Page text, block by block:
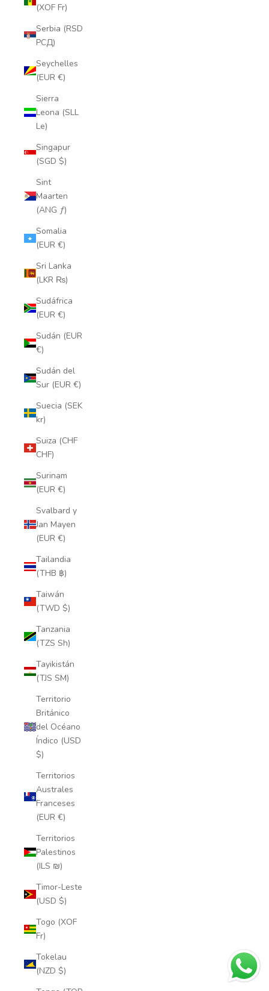
(XOF Fr)
Serbia (RSD
РСД)
Seychelles
(EUR €)
Sierra
Leona (SLL
Le)
Singapur
(SGD $)
Sint
Maarten
(ANG ƒ)
Somalia
(EUR €)
Sri Lanka
(LKR ₨)
Sudáfrica
(EUR €)
Sudán (EUR
€)
Sudán del
Sur (EUR €)
Suecia (SEK
kr)
Suiza (CHF
CHF)
Surinam
(EUR €)
Svalbard y
Jan Mayen
(EUR €)
Tailandia
(THB ฿)
Taiwán
(TWD $)
Tanzania
(TZS Sh)
Tayikistán
(TJS ЅМ)
Territorio
Británico
del Océano
Índico (USD
$)
Territorios
Australes
Franceses
(EUR €)
Territorios
Palestinos
(ILS ₪)
Timor-Leste
(USD $)
Togo (XOF
Fr)
Tokelau
(NZD $)